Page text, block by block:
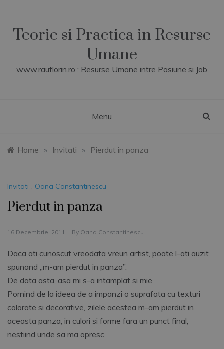
contentTeorie si Practica in Resurse
Umane
www.rauflorin.ro : Resurse Umane intre Pasiune si Job
Menu
Home » Invitati » Pierdut in panza
Invitati , Oana Constantinescu
Pierdut in panza
16 Decembrie, 2011 By Oana Constantinescu
Daca ati cunoscut vreodata vreun artist, poate l-ati auzit
spunand „m-am pierdut in panza”.
De data asta, asa mi s-a intamplat si mie.
Pornind de la ideea de a impanzi o suprafata cu texturi
colorate si decorative, zilele acestea m-am pierdut in
aceasta panza, in culori si forme fara un punct final,
nestiind unde sa ma opresc.